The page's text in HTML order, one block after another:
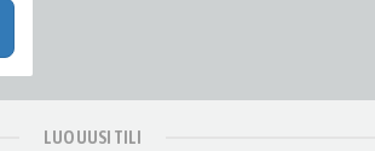
LUO UUSI TILI